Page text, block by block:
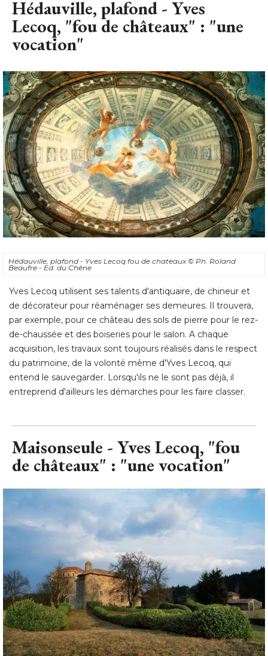
Hédauville, plafond - Yves Lecoq fou de chateaux© Ph. Roland
Beaufre - Ed. du Chêne
Yves Lecoq utilisent ses talents d'antiquaire, de chineur et
par exemple, pour ce château des sols de pierre pour le rez-
acquisition, les travaux sont toujours réalisés dans le respect
du patrimoine, de la volonté même d'Yves Lecoq, qui
entend le sauvegarder. Lorsqu'ils ne le sont pas déjà, il
entreprend d'ailleurs les démarches pour les faire classer.
Maisonseule - Yves Lecoq, "fou
Maisonseule - Yves Lecoq fou de châteaux© ph. Roland Beaufre - Ed.
Chêne
En Ardèche